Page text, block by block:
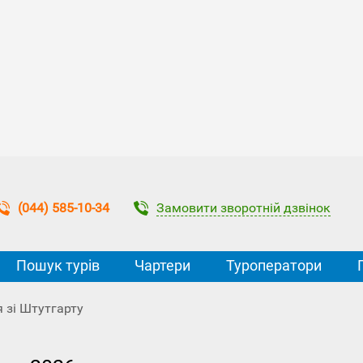
(044) 585-10-34 Замовити зворотній дзвінок
Пошук турів Чартери Туроператори
зі Штутгарту